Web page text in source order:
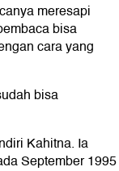
meresapi
bisa
cara yang
bisa
Kahitna. Ia
September 1995